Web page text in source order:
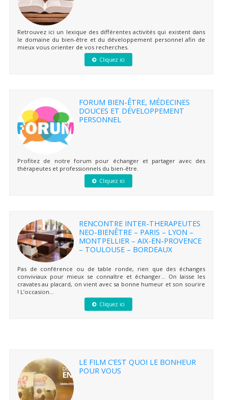
Retrouvez ici un lexique des différentes activités qui existent dans
le domaine du bien-être et du développement personnel afin de
mieux vous orienter de vos recherches.
Cliquez ici
FORUM BIEN-ÊTRE, MÉDECINES
DOUCES ET DÉVELOPPEMENT
PERSONNEL
Profitez de notre forum pour échanger et partager avec des
thérapeutes et professionnels du bien-être.
Cliquez ici
RENCONTRE INTER-THERAPEUTES
NEO-BIENÊTRE – PARIS – LYON –
MONTPELLIER – AIX-EN-PROVENCE
– TOULOUSE – BORDEAUX
Pas de conférence ou de table ronde, rien que des échanges
conviviaux pour mieux se connaître et échanger… On laisse les
cravates au placard, on vient avec sa bonne humeur et son sourire
! L’occasion...
Cliquez ici
LE FILM C’EST QUOI LE BONHEUR
POUR VOUS